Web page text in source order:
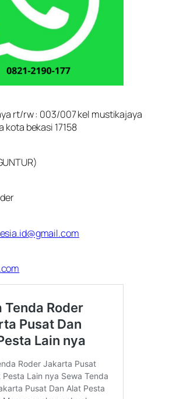
rt/rw : 003/007 kel mustikajaya
kota bekasi 17158